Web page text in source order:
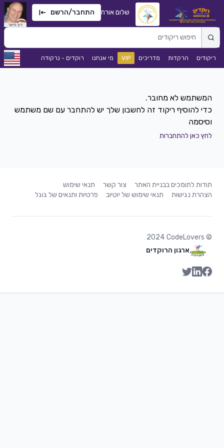
שלום אורח התחבר/הרשם
ריקודים הרקדות מדריכים VIP מי אנחנו רוקדים - נרקודה
כדי להוסיף ריקוד זה לחשבון שלך יש להתחבר עם שם משתמש
וסיסמה
לחץ כאן להתחברות
תודות לתומכים בבניית האתר צור קשר
תנאי שימוש
הצהרת נגישות
תנאי שימוש של יוטיוב פרטיות ותנאים של גוגל
©
2024 CodeLovers
ארגון הרוקדים